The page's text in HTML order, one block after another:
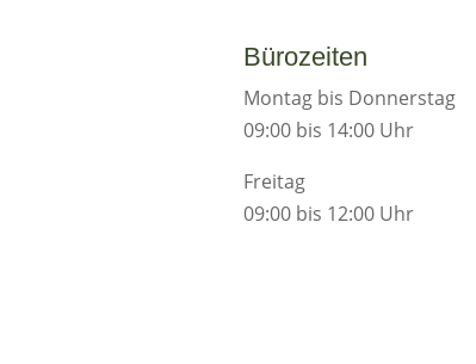
Bürozeiten
Montag bis Donnerstag
09:00 bis 14:00 Uhr
Freitag
09:00 bis 12:00 Uhr